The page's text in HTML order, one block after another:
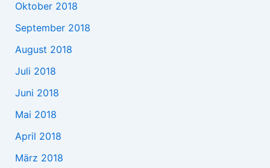
Oktober 2018
September 2018
August 2018
Juli 2018
Juni 2018
Mai 2018
April 2018
März 2018